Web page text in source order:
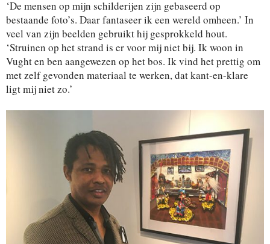
‘De mensen op mijn schilderijen zijn gebaseerd op
bestaande foto’s. Daar fantaseer ik een wereld omheen.’ In
veel van zijn beelden gebruikt hij gesprokkeld hout.
‘Struinen op het strand is er voor mij niet bij. Ik woon in
Vught en ben aangewezen op het bos. Ik vind het prettig om
met zelf gevonden materiaal te werken, dat kant-en-klare
ligt mij niet zo.’